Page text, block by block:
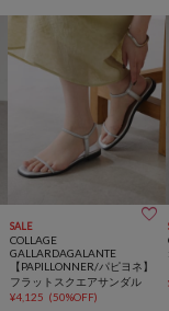
SALE 
COLLAGE
GALLARDAGALANTE
【PAPILLONNER/パピヨネ】
フラットスクエアサンダル
¥4,125 (50%OFF)